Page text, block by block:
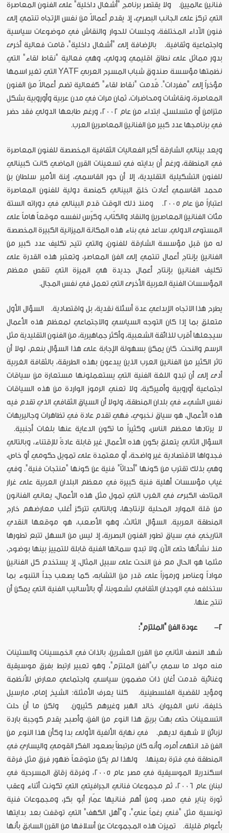
فنانين عالميين. ولا يقتصر برنامج "أشغال داخلية" على الفنون المعاصرة
التي تركز على الجانب البصري، إذ يقدم أعمالاً من نفس الإتجاه تنتمي إلى
فنون الآداء المختلفة، وجلسات للحوار والنقاش في موضوعات سياسية
واجتماعية وثقافية. بالإضافة إلى "أشغال داخلية"، قامت فعالية أخرى
بدور مماثل على نطاق اقليمي ودولي، وهي فعالية "نقاط لقاء" التي
نظمتها مؤسسة صندوق شباب المسرح العربي YATF التي تغير اسمها
مؤخراً إلى "مفردات". قُدمت "نقاط لقاء" كفعالية تضم أعمالاً من الفنون
المعاصرة، ونقاشات ومحاضرات، ثمان مرات في مدن عربية وأوروبية بشكل
متزامن أو متسلسل، ابتداء من عام 2002، ورغم طابعها الدولي فقد حضر
في برنامجها عدد كبير من الفنانين المعاصرين العرب.
ويعد بينالي الشارقة أكبر الفعاليات الثقافية المخصصة للفنون المعاصرة
في المنطقة، ورغم أن بدايته في تسعينات القرن الماضي كانت كبينالي
للفنون التشكيلية التقليدية، إلا أن حور القاسمي، إبنة الأمير سلطان بن
محمد القاسمي أعادت خلق البينالي كمنصة دولية للفنون المعاصرة
اعتباراً من عام 2005. ومنذ ذلك الوقت قدم البينالي في دوراته الستة
مئات الفنانين المعاصرين والنقاد والكتّاب­­، وكرّس لنفسه موقعاً هاماً على
المستوى الدولي. ساعد في بناء هذه المكانة الميزانية الكبيرة المخصصة
له من قبل مؤسسة الشارقة للفنون، والتي تتيح تكليف عدد كبير من
الفنانين بإنتاج أعمال تنتمي إلى الفن المعاصر، وتعتبر هذه القدرة على
تكليف الفنانين بإنتاج أعمال جديدة هي الميزة التي تنقص معظم
المؤسسات الفنية العربية الأخرى التي تعمل في نفس المجال.
يطرح هذا الاتجاه الإبداعي عدة أسئلة نقدية، بل واقتصادية. السؤال الأول
متعلق بما إذا كان التوجه السياسي والاجتماعي لمعظم هذه الأعمال
سيجعلها أقرب للذائقة الشعبية، وأكثر جماهيرية، من الفنون التقليدية مثل
الرسم والنحت. كان يمكن بسهولة الإجابة على هذا السؤال بنعم، لولا أن
تاثر الكثير من الفنانين العرب الذين يبدعون بهذه الطريقة، بالثقافة الغربية
أدى إلى أن تبدو اللغة الفنية التي يستعملونها مستعارة من سياقات
اجتماعية أوروبية وأميركية، ولا تعني الرموز الواردة من هذه السياقات
نفس الشيء في بلدان المنطقة، ولولا أن السياق الثقافي الذي تقدم فيه
هذه الأعمال، هو سياق نخبوي، فهي تقدم عادة في تظاهرات وجاليريهات
لا يرتادها معظم الناس، وكثيراً ما تكون الدعاية عنها بلغات أجنبية.
السؤال الثاني يتعلق بكون هذه الأعمال غير قابلة عادةً للإقتناء، وبالتالي
فجدواها الاقتصادية غير واضحة، أو معتمدة على تمويل حكومي أو خاص،
وهي بذلك تقترب من كونها "أحداثاً" فنية عن كونها "منتجات فنية". وفي
غياب مؤسسات أهلية فنية كبيرة في معظم البلدان العربية على غرار
المتاحف الكبرى في الغرب التي تمول مثل هذه الأعمال، يعاني الفنانون
من قلة الموارد المحلية لإنتاجها، وبالتالي ­تتركز أغلب معارضهم خارج
المنطقة العربية. السؤال الثالث، وهو الأصعب، هو موقعها النقدي
التاريخي في سياق تطور الفنون البصرية، إذ ليس من السهل تتبع تطورها
منذ نشأتها حتى الآن، ولا تبدو سماتها الفنية قابلة للتمييز بينها بوضوح،
مثلما هو الحال مع فن النحت على سبيل المثال، إذ يستخدم كل الفنانين
مواداً وعناصر ورموزاً على قدر من التشابه، كما يصعب جداً التنبوء بما
ستخلفه في الوجدان الثقافي لشعوبنا، أو بالأساليب الفنية التي يمكن أن
تنتج عنها.
2- عودة الفن "الملتزم":
شهد النصف الثاني من القرن العشرين، بالذات في الخمسينات والستينات
منه مولد ما سمي ب"الفن الملتزم"، وهو تعبير ارتبط بفرق موسيقية
وغنائية قدمت أغان ذات مضمون سياسي واجتماعي معارض للأنظمة
ومؤيد للقضية الفلسطينية. كلنا يعرف الأمثلة: الشيخ إمام، مارسيل
خليفة، ناس الغيوان، خالد الهبر وغيرهم كثيرون. ولكن ما أن حلت
التسعينات حتى بهت بريق هذا النوع من الفن، وأصبح يقدم كوجبة باردة
لزبائن لا شهية لديهم. في نهاية الألفية الأولى بدا وكأن هذا النوع من
الفن قد انتهى أمره، وأنه كان مرتبطاً بصعود الفكر القومي واليساري في
المنطقة في فترة بعينها. ولهذا لم يكن متوقعاً ظهور فرق مثل فرقة
اسكندريلا الموسيقية في مصر عام 2005، وفرقة زقاق المسرحية في
لبنان عام 2006، ثم مجموعات فناني الجرافيتي التي تكونت أثناء وعقب
ثورة يناير في مصر، ومن أهم فنانيها عمّار أبو بكر، ومجموعات فنية
تونسية مثل "فني رغماً عني"، و"أهل الكهف" التي توقفت بعد بدايتها
بأعوام قليلة. تميزت هذه المجموعات عن أسلافها من القرن السابق بأنها